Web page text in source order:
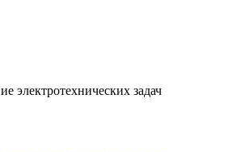
электротехнических задач